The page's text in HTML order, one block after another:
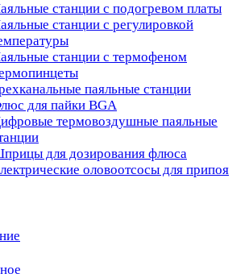
станции с подогревом платы
станции с регулировкой
станции с термофеном
паяльные станции
для пайки BGA
термовоздушные паяльные
для дозирования флюса
оловоотсосы для припоя